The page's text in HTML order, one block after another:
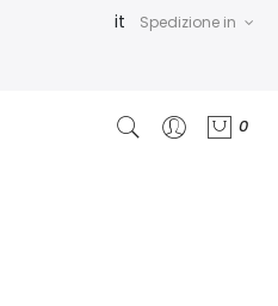
it Spedizione in
0